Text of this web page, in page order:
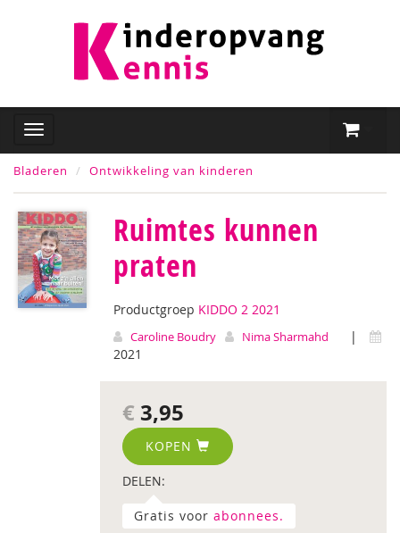
Bladeren Ontwikkeling van kinderen
Ruimtes kunnen
praten
Productgroep KIDDO 2 2021
Caroline Boudry Nima Sharmahd
|
2021
€ 3,95
KOPEN
DELEN:
Gratis voor abonnees.